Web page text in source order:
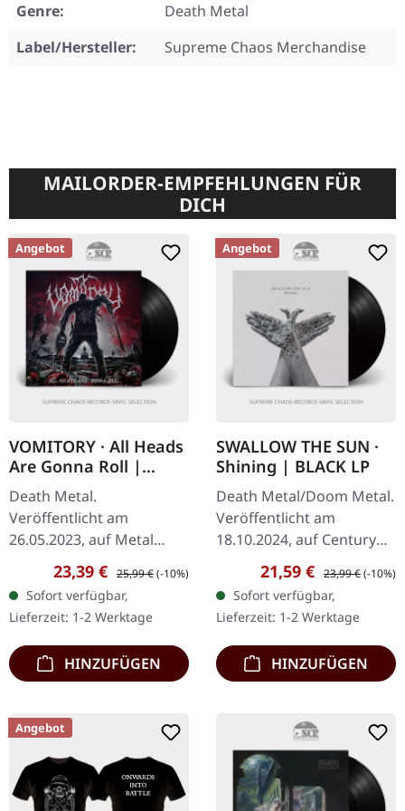
Genre:
Death Metal
Label/Hersteller:
Supreme Chaos Merchandise
MAILORDER-EMPFEHLUNGEN FÜR
DICH
Angebot
VOMITORY · All Heads
Are Gonna Roll |
BLACK LP
Death Metal.
Veröffentlicht am
26.05.2023, auf Metal
Blade Records. Schwarzes
Vinyl im Standard-Cover.
Die schwedischen Death
Metal-Legenden
Vomitory…
Verkaufspreis:
23,39 € Regulärer Preis:
25,99 €(-10%)
Sofort verfügbar,
Lieferzeit: 1-2 Werktage
HINZUFÜGEN
Angebot
SWALLOW THE SUN ·
Shining | BLACK LP
Death Metal/Doom Metal.
Veröffentlicht am
18.10.2024, auf Century
Media Records.
Schwarzes Vinyl. Swallow
The Suns neuestes Werk,
„Shining“, ist ein…
Verkaufspreis:
21,59 € Regulärer Preis:
23,99 €(-10%)
Sofort verfügbar,
Lieferzeit: 1-2 Werktage
HINZUFÜGEN
Angebot